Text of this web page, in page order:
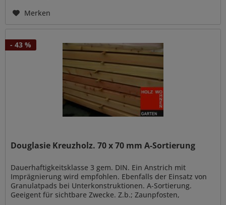
Merken
- 43 %
Douglasie Kreuzholz. 70 x 70 mm A-Sortierung
Dauerhaftigkeitsklasse 3 gem. DIN. Ein Anstrich mit
Imprägnierung wird empfohlen. Ebenfalls der Einsatz von
Granulatpads bei Unterkonstruktionen. A-Sortierung.
Geeigent für sichtbare Zwecke. Z.b.; Zaunpfosten,